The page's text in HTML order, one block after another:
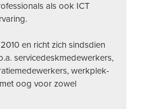
als ook ICT
en richt zich sindsdien
servicedeskmedewerkers,
werkplek-
oog voor zowel